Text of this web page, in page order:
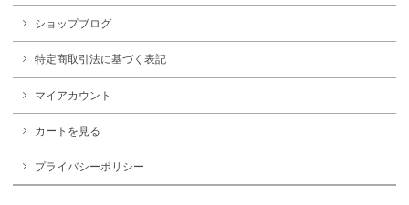
ショップブログ
特定商取引法に基づく表記
マイアカウント
カートを見る
プライバシーポリシー